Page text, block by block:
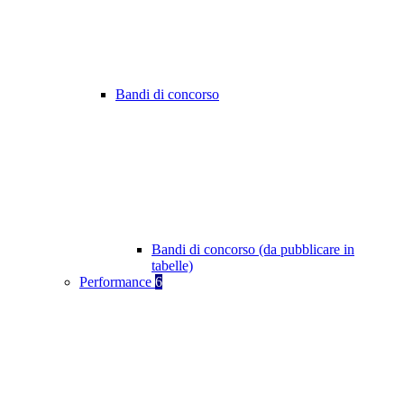
Bandi di concorso
Bandi di concorso (da pubblicare in
tabelle)
Performance 6